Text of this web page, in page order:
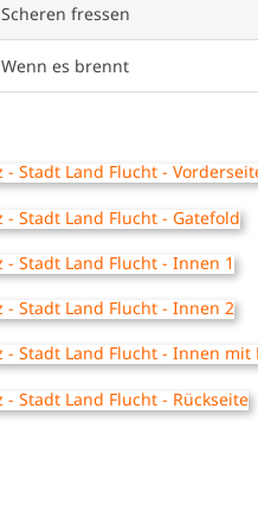
Scheren fressen
Wenn es brennt